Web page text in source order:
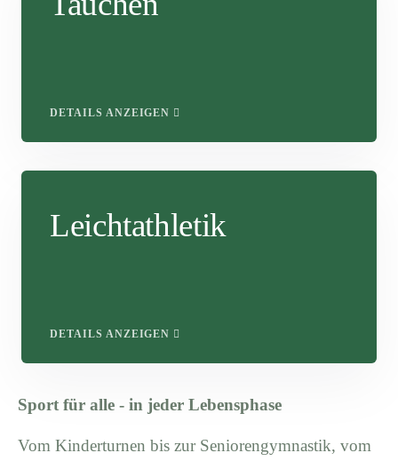
DETAILS ANZEIGEN
Leichtathletik
DETAILS ANZEIGEN
Sport für alle - in jeder Lebensphase
Vom Kinderturnen bis zur Seniorengymnastik, vom